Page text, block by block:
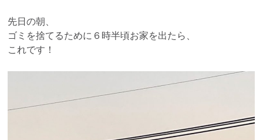
先日の朝、
ゴミを捨てるために６時半頃お家を出たら、
これです！